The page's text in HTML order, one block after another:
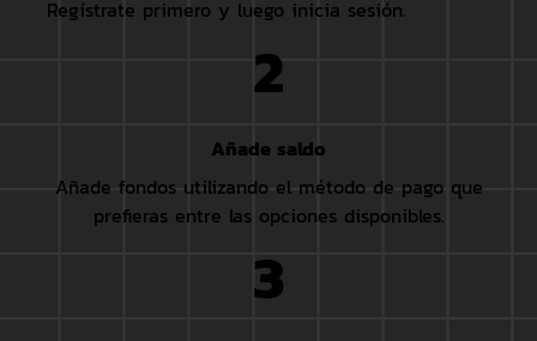
Regístrate primero y luego inicia sesión.
2
Añade saldo
Añade fondos utilizando el método de pago que
prefieras entre las opciones disponibles.
3